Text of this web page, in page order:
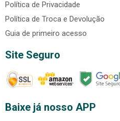
Política de Privacidade
Política de Troca e Devolução
Guia de primeiro acesso
Site Seguro
Baixe já nosso APP